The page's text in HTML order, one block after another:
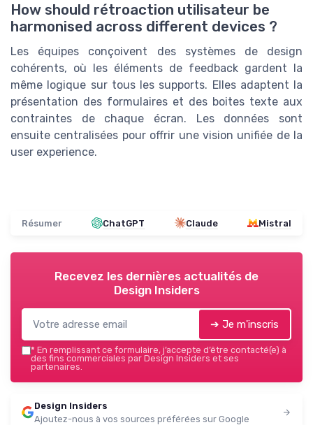
How should rétroaction utilisateur be
harmonised across different devices ?
Les équipes conçoivent des systèmes de design
cohérents, où les éléments de feedback gardent la
même logique sur tous les supports. Elles adaptent la
présentation des formulaires et des boites texte aux
contraintes de chaque écran. Les données sont
ensuite centralisées pour offrir une vision unifiée de la
user experience.
Résumer ChatGPT Claude Mistral
Recevez les dernières actualités de
Design Insiders
➔ Je m'inscris
* En remplissant ce formulaire, j’accepte d’être contacté(e) à
des fins commerciales par Design Insiders et ses
partenaires.
Design Insiders
Ajoutez-nous à vos sources préférées sur Google